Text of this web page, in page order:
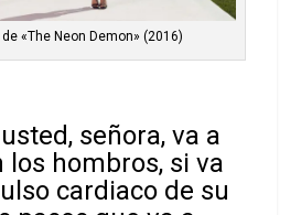
«The Neon Demon» (2016)
señora, va a
los hombros, si va
cardiaco de su